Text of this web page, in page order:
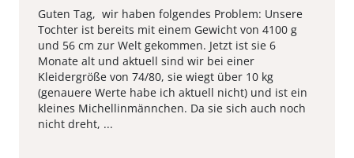
Guten Tag, wir haben folgendes Problem: Unsere
Tochter ist bereits mit einem Gewicht von 4100 g
und 56 cm zur Welt gekommen. Jetzt ist sie 6
Monate alt und aktuell sind wir bei einer
Kleidergröße von 74/80, sie wiegt über 10 kg
(genauere Werte habe ich aktuell nicht) und ist ein
kleines Michellinmännchen. Da sie sich auch noch
nicht dreht, ...